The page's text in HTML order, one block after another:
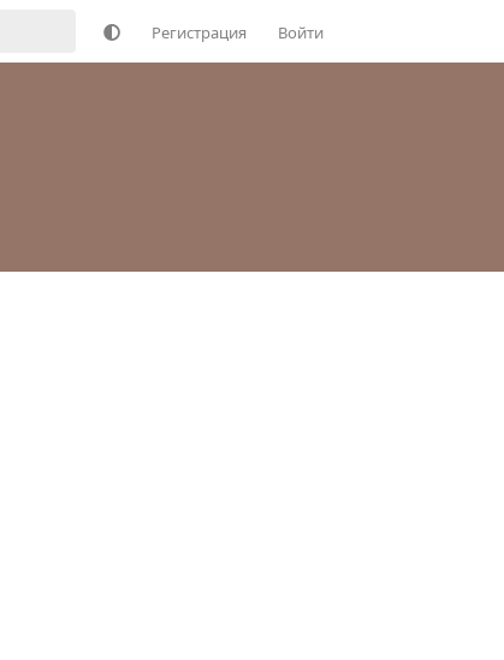
Регистрация Войти